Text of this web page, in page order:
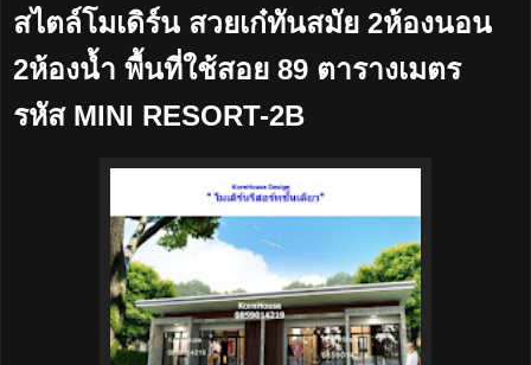
สไตล์โมเดิร์น สวยเก๋ทันสมัย 2ห้องนอน
2ห้องน้ำ พื้นที่ใช้สอย 89 ตารางเมตร
รหัส MINI RESORT-2B